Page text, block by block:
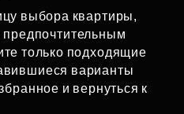
заявку
выбора квартиры,
предпочтительным
только подходящие
варианты
и вернуться к